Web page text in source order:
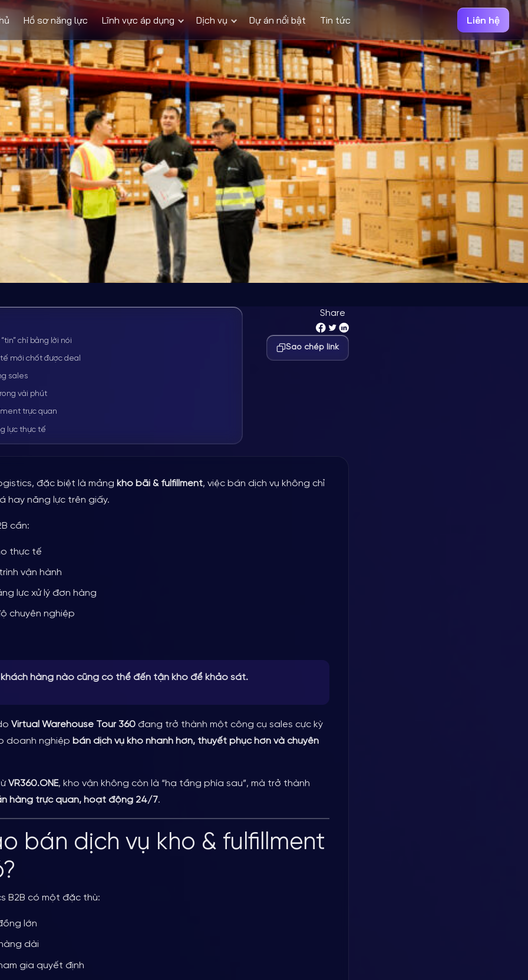
Hồ sơ năng lực Lĩnh vực áp dụng Dịch vụ Dự án nổi bật Tin tức Liên hệ
– Công cụ sales mạnh mẽ cho dịch
việc bán dịch vụ không chỉ
nhìn thấy kho thực tế hiểu rõ
chỉ bằng lời nói
mới chốt được deal
sales
vài phút
trực quan
lực thực tế
hiệu
sát ban đầu
rõ rệt
hàng
& sales
Share
Sao chép link
đặc biệt là mảng kho bãi & fulfillment, việc bán dịch vụ không chỉ
hay năng lực trên giấy.
cần:
thực tế
vận hành
lực xử lý đơn hàng
chuyên nghiệp
khách hàng nào cũng có thể đến tận kho để khảo sát.
Virtual Warehouse Tour 360 đang trở thành một công cụ sales cực kỳ
doanh nghiệp bán dịch vụ kho nhanh hơn, thuyết phục hơn và chuyên
VR360.ONE, kho vận không còn là “hạ tầng phía sau”, mà trở thành
hàng trực quan, hoạt động 24/7.
bán dịch vụ kho & fulfillment
B2B có một đặc thù:
lớn
dài
gia quyết định